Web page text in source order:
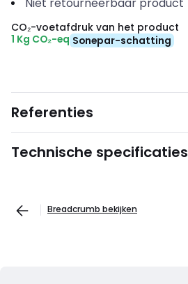
CO₂-voetafdruk van het product
1 Kg CO₂-eq Sonepar-schatting
Referenties
Technische specificaties
Breadcrumb bekijken